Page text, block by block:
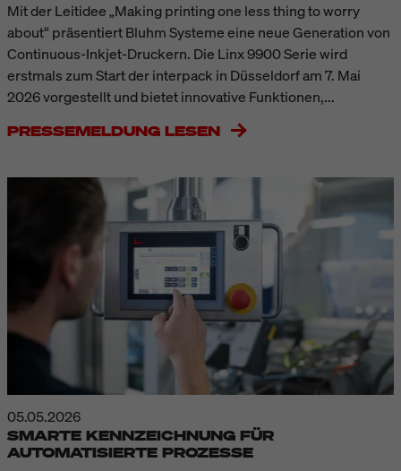
Mit der Leitidee „Making printing one less thing to worry
about“ präsentiert Bluhm Systeme eine neue Generation von
Continuous-Inkjet-Druckern. Die Linx 9900 Serie wird
erstmals zum Start der interpack in Düsseldorf am 7. Mai
2026 vorgestellt und bietet innovative Funktionen,...
PRESSEMELDUNG LESEN
05.05.2026
SMARTE KENNZEICHNUNG FÜR
AUTOMATISIERTE PROZESSE